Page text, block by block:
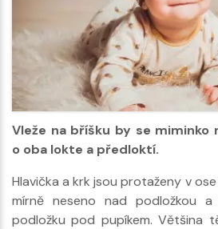
Vleže na bříšku by se miminko
o oba lokte a předloktí.
Hlavička a krk jsou protaženy v
mírně neseno nad podložkou
podložku pod pupíkem. Většina